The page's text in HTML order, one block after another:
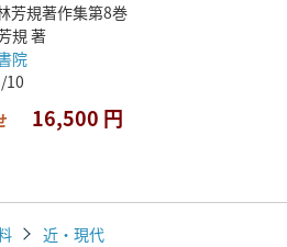
芳規著作集第8巻
規 著
院
10
16,500 円
近・現代